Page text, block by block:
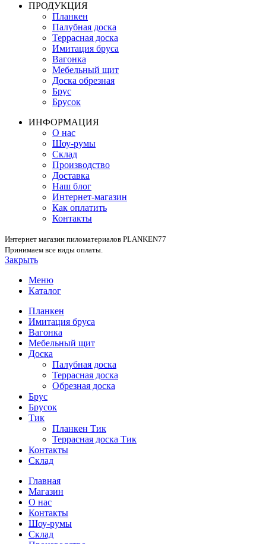
ПРОДУКЦИЯ
Планкен
Палубная доска
Террасная доска
Имитация бруса
Вагонка
Мебельный щит
Доска обрезная
Брус
Брусок
ИНФОРМАЦИЯ
О нас
Шоу-румы
Склад
Производство
Доставка
Наш блог
Интернет-магазин
Как оплатить
Контакты
Интернет магазин пиломатериалов PLANKEN77
Принимаем все виды оплаты.
Закрыть
Меню
Каталог
Планкен
Имитация бруса
Вагонка
Мебельный щит
Доска
Палубная доска
Террасная доска
Обрезная доска
Брус
Брусок
Тик
Планкен Тик
Террасная доска Тик
Контакты
Склад
Главная
Магазин
О нас
Контакты
Шоу-румы
Склад